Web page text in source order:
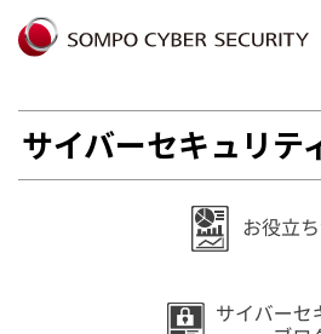
サイバーセキュリテ